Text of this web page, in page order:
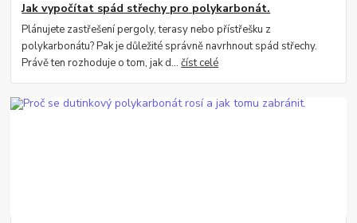
Jak vypočítat spád střechy pro polykarbonát.
Plánujete zastřešení pergoly, terasy nebo přístřešku z
polykarbonátu? Pak je důležité správně navrhnout spád střechy.
Právě ten rozhoduje o tom, jak d...číst celé